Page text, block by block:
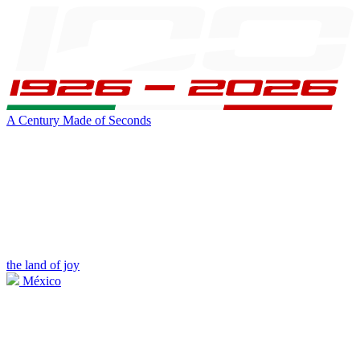
A Century Made of Seconds
the land of joy
México